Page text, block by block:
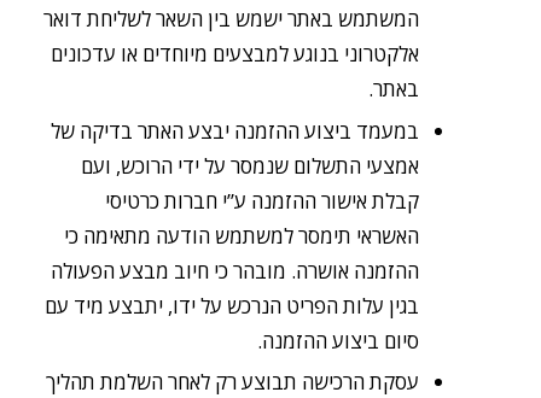
המשתמש באתר ישמש בין השאר לשליחת דואר
אלקטרוני בנוגע למבצעים מיוחדים או עדכונים
באתר.
במעמד ביצוע ההזמנה יבצע האתר בדיקה של
אמצעי התשלום שנמסר על ידי הרוכש, ועם
קבלת אישור ההזמנה ע”י חברות כרטיסי
האשראי תימסר למשתמש הודעה מתאימה כי
ההזמנה אושרה. מובהר כי חיוב מבצע הפעולה
בגין עלות הפריט הנרכש על ידו, יתבצע מיד עם
סיום ביצוע ההזמנה.
עסקת הרכישה תבוצע רק לאחר השלמת תהליך